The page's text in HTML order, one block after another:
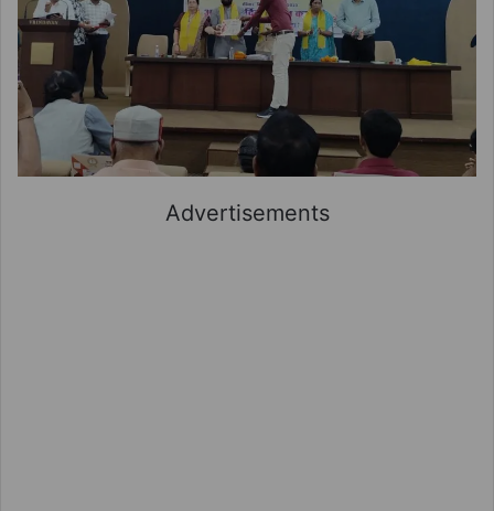
Advertisements